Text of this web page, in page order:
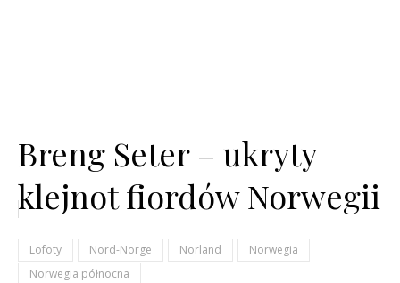
Breng Seter – ukryty
klejnot fiordów Norwegii
???
Lofoty Nord-Norge Norland
Norwegia
Norwegia północna